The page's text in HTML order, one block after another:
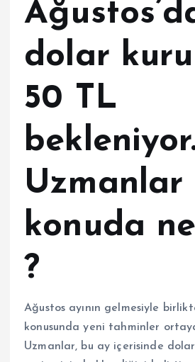
dolar
50 TL
Uzmanlar
konuda
?
Ağustos ayının gelmesiyle
konusunda yeni tahminler
Uzmanlar, bu ay içerisinde